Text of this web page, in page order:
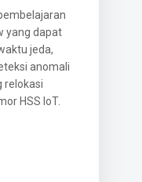
yang dapat
jeda,
anomali
relokasi
HSS IoT.